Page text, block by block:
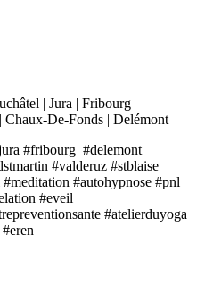
| Jura | Fribourg
De-Fonds | Delémont
#fribourg #delemont
#valderuz #stblaise
#autohypnose #pnl
#eveil
#atelierduyoga